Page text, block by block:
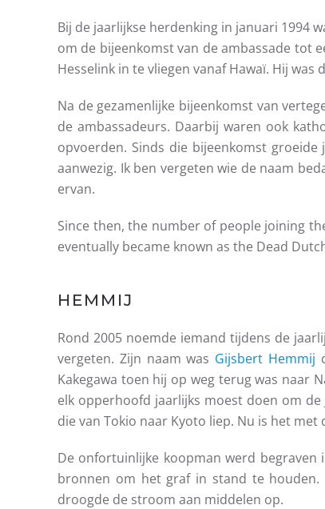
Bij de jaarlijkse herdenking in januari 1994
om de bijeenkomst van de ambassade tot
Hesselink in te vliegen vanaf Hawaï. Hij
Na de gezamenlijke bijeenkomst van
de ambassadeurs. Daarbij waren ook
opvoerden. Sinds die bijeenkomst
aanwezig. Ik ben vergeten wie de naam
ervan.
Since then, the number of people joining
eventually became known as the Dead
HEMMIJ
Rond 2005 noemde iemand tijdens de
vergeten. Zijn naam was Gijsbert Hemmij
Kakegawa toen hij op weg terug was naar
elk opperhoofd jaarlijks moest doen om de
die van Tokio naar Kyoto liep. Nu is het
De onfortuinlijke koopman werd begraven
bronnen om het graf in stand te houden.
droogde de stroom aan middelen op.